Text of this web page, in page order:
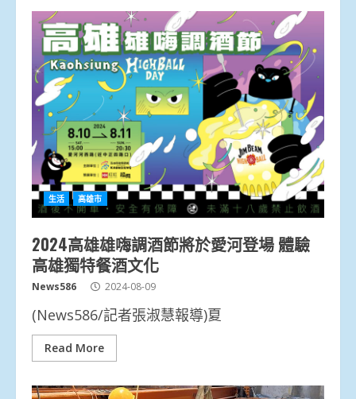
生活 高雄市
2024高雄雄嗨調酒節將於愛河登場 體驗
高雄獨特餐酒文化
News586 2024-08-09
(News586/記者張淑慧報導)夏
Read More